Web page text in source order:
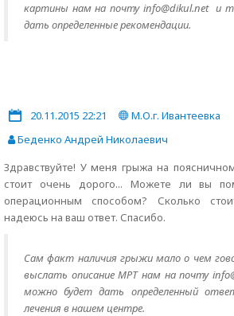
картины нам на почту info@dikul.net и
дать определенные рекомендации.
20.11.2015 22:21
М.О.г. Ивантеевка
Беденко Андрей Николаевич
Здравствуйте! У меня грыжа на
стоит очень дорого... Можете ли вы
операционным способом? Сколько
надеюсь на ваш ответ. Спасибо.
Сам факт наличия грыжи мало о чем
выслать описание МРТ нам на почту
можно будет дать определенный
лечения в нашем центре.